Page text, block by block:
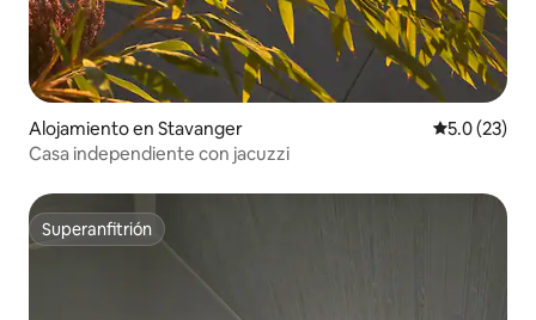
Alojamiento en Stavanger Calificación
5.0 (23)
Casa independiente con jacuzzi
Superanfitrión
Superanfitrión